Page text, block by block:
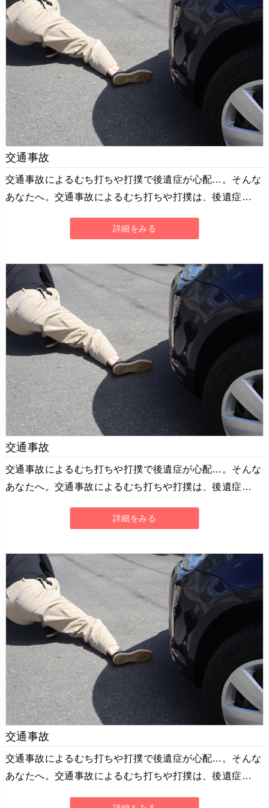
交通事故
交通事故によるむち打ちや打撲で後遺症が心配…。そんな
あなたへ。交通事故によるむち打ちや打撲は、後遺症…
詳細をみる
交通事故
交通事故によるむち打ちや打撲で後遺症が心配…。そんな
あなたへ。交通事故によるむち打ちや打撲は、後遺症…
詳細をみる
交通事故
交通事故によるむち打ちや打撲で後遺症が心配…。そんな
あなたへ。交通事故によるむち打ちや打撲は、後遺症…